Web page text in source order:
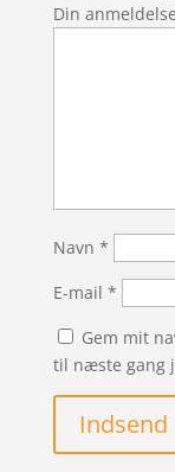
Din anmeldelse
Navn *
E-mail *
Gem mit
til næste gang
Indsend